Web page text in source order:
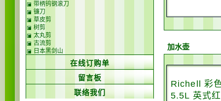
加水壶
Richell 彩
5.5L 英式
带柄钨钢滚刀
镰刀
草皮剪
树剪
太丸剪
古流剪
日本黑剑山
在线订购单
留言板
联络我们